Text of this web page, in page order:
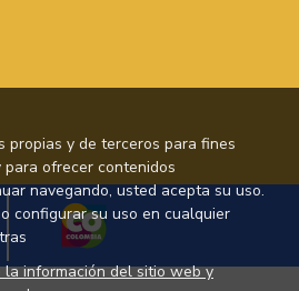
propias y de terceros para fines
ofrecer contenidos
navegando, usted acepta su uso.
configurar su uso en cualquier
información del sitio web y